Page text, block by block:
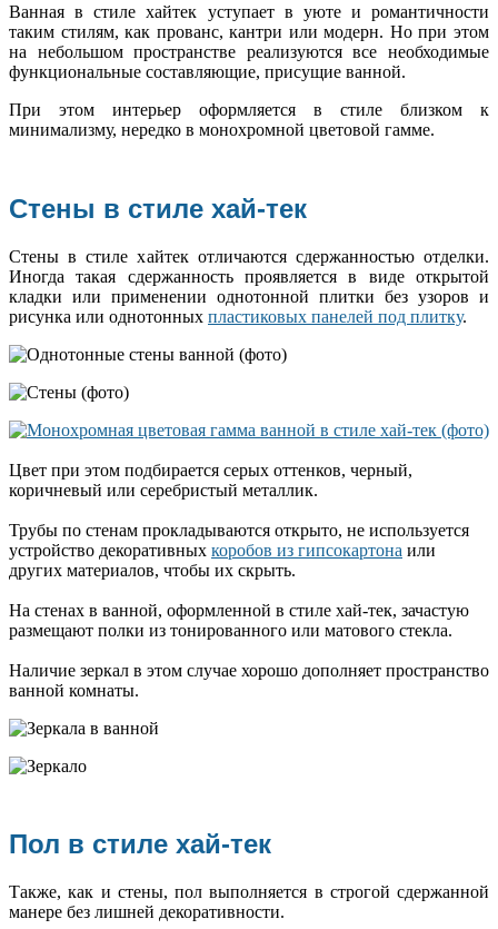
Ванная в стиле хайтек уступает в уюте и романтичности
таким стилям, как прованс, кантри или модерн. Но при этом
на небольшом пространстве реализуются все необходимые
функциональные составляющие, присущие ванной.
При этом интерьер оформляется в стиле близком к
минимализму, нередко в монохромной цветовой гамме.
Стены в стиле хай-тек
Стены в стиле хайтек отличаются сдержанностью отделки.
Иногда такая сдержанность проявляется в виде открытой
кладки или применении однотонной плитки без узоров и
рисунка или однотонных пластиковых панелей под плитку.
Цвет при этом подбирается серых оттенков, черный,
коричневый или серебристый металлик.
Трубы по стенам прокладываются открыто, не используется
устройство декоративных коробов из гипсокартона или
других материалов, чтобы их скрыть.
На стенах в ванной, оформленной в стиле хай-тек, зачастую
размещают полки из тонированного или матового стекла.
Наличие зеркал в этом случае хорошо дополняет пространство
ванной комнаты.
Пол в стиле хай-тек
Также, как и стены, пол выполняется в строгой сдержанной
манере без лишней декоративности.